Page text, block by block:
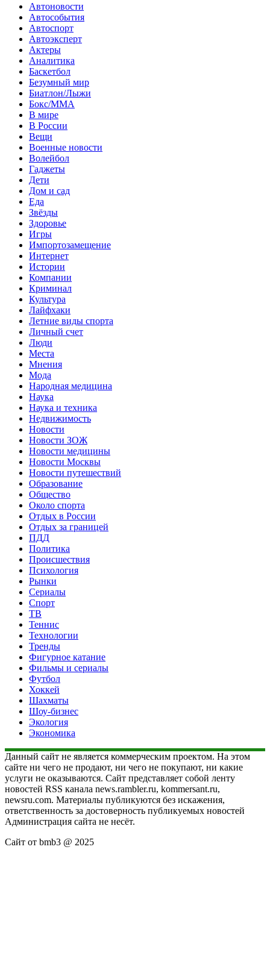
Автоновости
Автособытия
Автоспорт
Автоэксперт
Актеры
Аналитика
Баскетбол
Безумный мир
Биатлон/Лыжи
Бокс/MMA
В мире
В России
Вещи
Военные новости
Волейбол
Гаджеты
Дети
Дом и сад
Еда
Звёзды
Здоровье
Игры
Импортозамещение
Интернет
Истории
Компании
Криминал
Культура
Лайфхаки
Летние виды спорта
Личный счет
Люди
Места
Мнения
Мода
Народная медицина
Наука
Наука и техника
Недвижимость
Новости
Новости ЗОЖ
Новости медицины
Новости Москвы
Новости путешествий
Образование
Общество
Около спорта
Отдых в России
Отдых за границей
ПДД
Политика
Происшествия
Психология
Рынки
Сериалы
Спорт
ТВ
Теннис
Технологии
Тренды
Фигурное катание
Фильмы и сериалы
Футбол
Хоккей
Шахматы
Шоу-бизнес
Экология
Экономика
Данный сайт не является коммерческим проектом. На этом
сайте ни чего не продают, ни чего не покупают, ни какие
услуги не оказываются. Сайт представляет собой ленту
новостей RSS канала news.rambler.ru, kommersant.ru,
newsru.com. Материалы публикуются без искажения,
ответственность за достоверность публикуемых новостей
Администрация сайта не несёт.
Сайт от bmb3 @ 2025